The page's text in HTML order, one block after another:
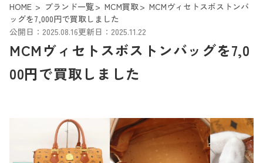
HOME ブランド一覧 MCM買取
MCMヴィセトスボストンバ
ッグを7,000円で買取しました
公開日：2025.08.16更新日：2025.11.22
MCMヴィセトスボストンバッグを7,0
00円で買取しました